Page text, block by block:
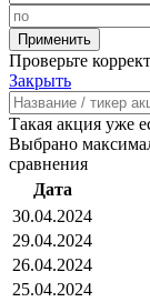
Проверьте
Закрыть
Такая акция уже
Выбрано
сравнения
Дата
30.04.2024
29.04.2024
26.04.2024
25.04.2024